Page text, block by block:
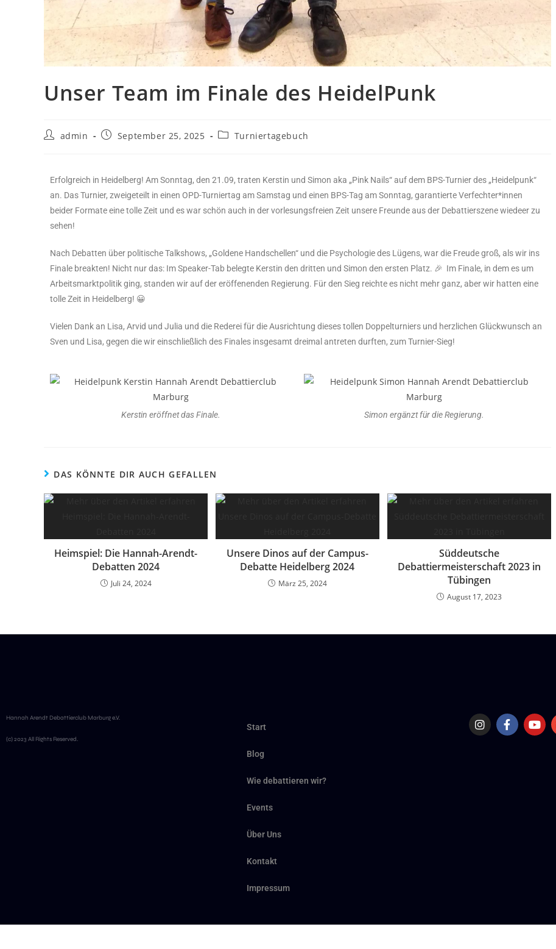
Unser Team im Finale des HeidelPunk
admin September 25, 2025 Turniertagebuch
Erfolgreich in Heidelberg! Am Sonntag, den 21.09, traten Kerstin und Simon aka „Pink Nails“ auf dem BPS-Turnier des „Heidelpunk“
an. Das Turnier, zweigeteilt in einen OPD-Turniertag am Samstag und einen BPS-Tag am Sonntag, garantierte Verfechter*innen
beider Formate eine tolle Zeit und es war schön auch in der vorlesungsfreien Zeit unsere Freunde aus der Debattierszene wiedeer zu
sehen!
Nach Debatten über politische Talkshows, „Goldene Handschellen“ und die Psychologie des Lügens, war die Freude groß, als wir ins
Finale breakten! Nicht nur das: Im Speaker-Tab belegte Kerstin den dritten und Simon den ersten Platz. 🎉 Im Finale, in dem es um
Arbeitsmarktpolitik ging, standen wir auf der eröffenenden Regierung. Für den Sieg reichte es nicht mehr ganz, aber wir hatten eine
tolle Zeit in Heidelberg! 😀
Vielen Dank an Lisa, Arvid und Julia und die Rederei für die Ausrichtung dieses tollen Doppelturniers und herzlichen Glückwunsch an
Sven und Lisa, gegen die wir einschließlich des Finales insgesamt dreimal antreten durften, zum Turnier-Sieg!
Kerstin eröffnet das Finale. Simon ergänzt für die Regierung.
DAS KÖNNTE DIR AUCH GEFALLEN
Heimspiel: Die Hannah-Arendt-
Debatten 2024
Juli 24, 2024
Unsere Dinos auf der Campus-
Debatte Heidelberg 2024
März 25, 2024
Süddeutsche
Debattiermeisterschaft 2023 in
Tübingen
August 17, 2023
Hannah Arendt Debattierclub Marburg e.V.
(c) 2023 All Rights Reserved.
Start
Blog
Wie debattieren wir?
Events
Über Uns
Kontakt
Impressum